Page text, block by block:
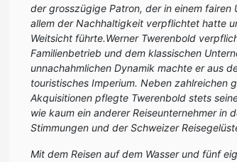
der grosszügige Patron, der in einem
allem der Nachhaltigkeit verpflichtet hatte
Weitsicht führte.Werner Twerenbold
Familienbetrieb und dem klassischen
unnachahmlichen Dynamik machte er aus
touristisches Imperium. Neben zahlreichen
Akquisitionen pflegte Twerenbold stets
wie kaum ein anderer Reiseunternehmer in
Stimmungen und der Schweizer
Mit dem Reisen auf dem Wasser und fünf